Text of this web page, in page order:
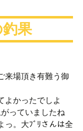
果
来場頂き有難う御
よかったでしよ
っていましたね
っ。大ﾌﾞﾘさんは全